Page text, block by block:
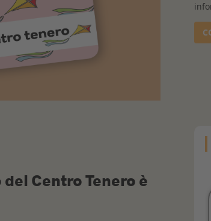
Centro Tenero è